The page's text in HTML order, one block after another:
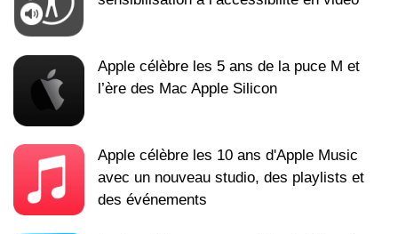
Apple célèbre les 5 ans de la puce M et
l’ère des Mac Apple Silicon
Apple célèbre les 10 ans d'Apple Music
avec un nouveau studio, des playlists et
des événements